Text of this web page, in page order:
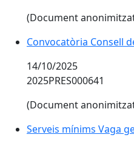
(Document
Convocatòria Consell
14/10/2025
2025PRES000641
(Document
Serveis mínims Vaga